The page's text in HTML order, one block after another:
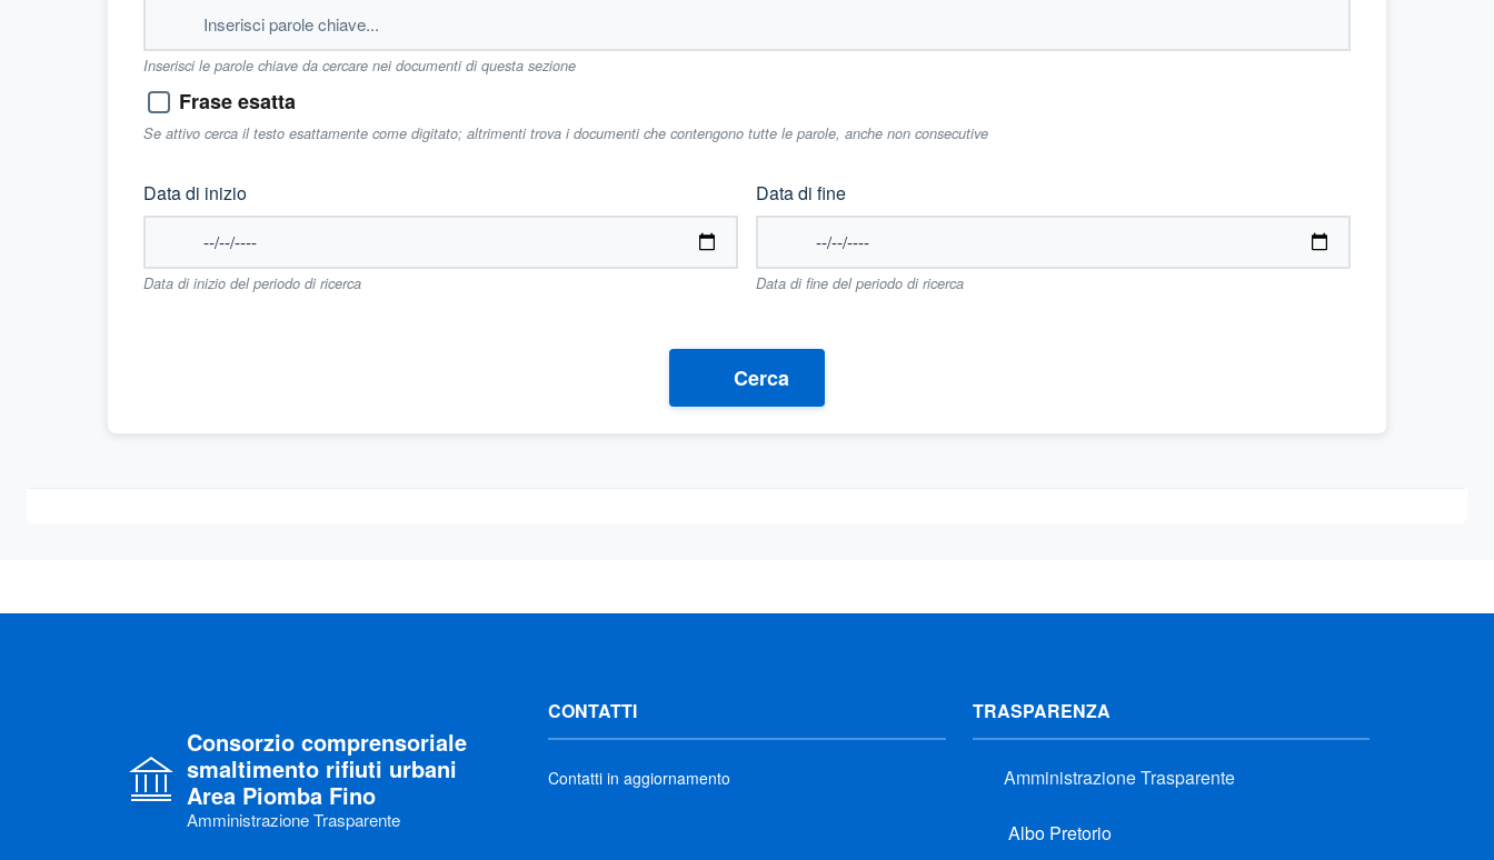
Inserisci le parole chiave da cercare nei documenti di questa sezione
Frase esatta
Se attivo cerca il testo esattamente come digitato; altrimenti trova i documenti che contengono tutte le parole, anche non consecutive
Data di inizio
Data di inizio del periodo di ricerca
Data di fine
Data di fine del periodo di ricerca
Cerca
Consorzio comprensoriale
smaltimento rifiuti urbani
Area Piomba Fino
Amministrazione Trasparente
CONTATTI
Contatti in aggiornamento
TRASPARENZA
Amministrazione Trasparente
Albo Pretorio